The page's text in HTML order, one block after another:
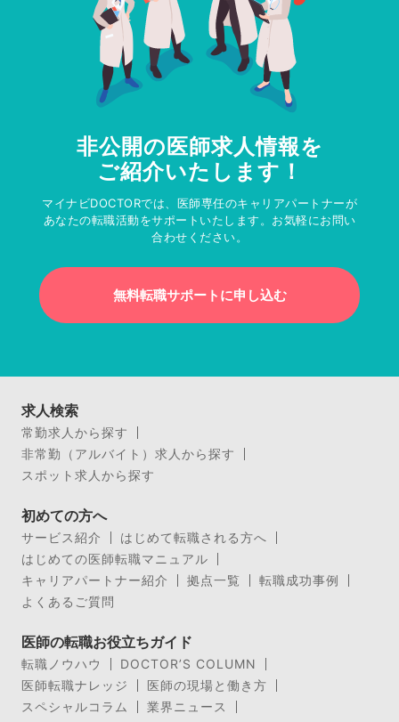
非公開の医師求人情報を
ご紹介いたします！
マイナビDOCTORでは、医師専任のキャリアパートナーが
あなたの転職活動をサポートいたします。お気軽にお問い
合わせください。
無料転職サポートに申し込む
求人検索
常勤求人から探す
非常勤（アルバイト）求人から探す
スポット求人から探す
初めての方へ
サービス紹介
はじめて転職される方へ
はじめての医師転職マニュアル
キャリアパートナー紹介
拠点一覧
転職成功事例
よくあるご質問
医師の転職お役立ちガイド
転職ノウハウ
DOCTOR’S COLUMN
医師転職ナレッジ
医師の現場と働き方
スペシャルコラム
業界ニュース